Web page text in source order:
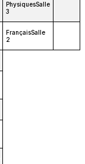
PhysiquesSalle
3
FrançaisSalle
2